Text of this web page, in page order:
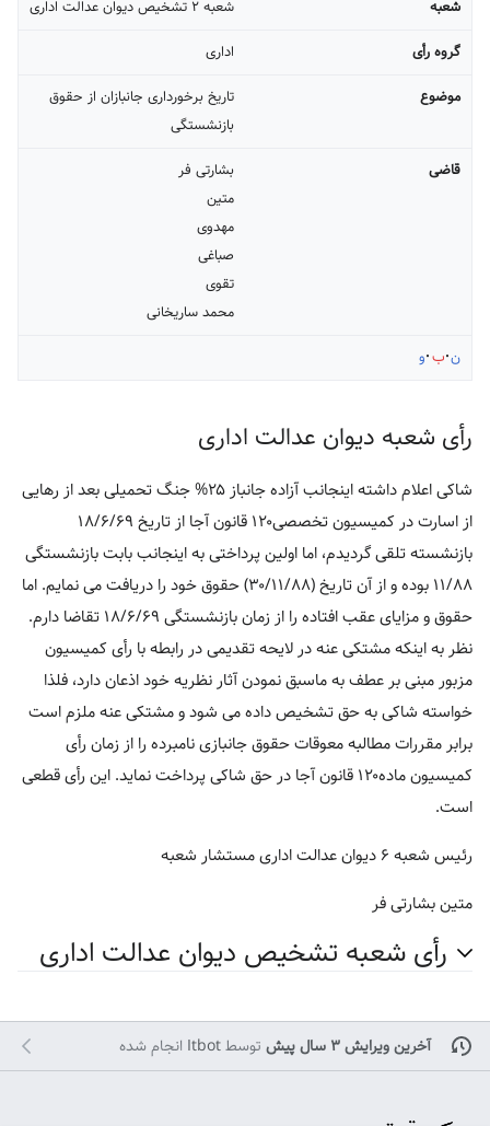
شعبه
شعبه ۲ تشخیص دیوان عدالت اداری
گروه رأی
اداری
موضوع
تاریخ برخورداری جانبازان از حقوق
بازنشستگی
قاضی
بشارتی فر
متین
مهدوی
صباغی
تقوی
محمد ساریخانی
ن ب و
رأی شعبه دیوان عدالت اداری
شاکی اعلام داشته اینجانب آزاده جانباز ۲۵% جنگ تحمیلی بعد از رهایی
از اسارت در کمیسیون تخصصی۱۲۰ قانون آجا از تاریخ ۱۸/۶/۶۹
بازنشسته تلقی گردیدم، اما اولین پرداختی به اینجانب بابت بازنشستگی
۱۱/۸۸ بوده و از آن تاریخ (۳۰/۱۱/۸۸) حقوق خود را دریافت می نمایم. اما
حقوق و مزایای عقب افتاده را از زمان بازنشستگی ۱۸/۶/۶۹ تقاضا دارم.
نظر به اینکه مشتکی عنه در لایحه تقدیمی در رابطه با رأی کمیسیون
مزبور مبنی بر عطف به ماسبق نمودن آثار نظریه خود اذعان دارد، فلذا
خواسته شاکی به حق تشخیص داده می شود و مشتکی عنه ملزم است
برابر مقررات مطالبه معوقات حقوق جانبازی نامبرده را از زمان رأی
کمیسیون ماده۱۲۰ قانون آجا در حق شاکی پرداخت نماید. این رأی قطعی
است.
رئیس شعبه ۶ دیوان عدالت اداری مستشار شعبه
متین بشارتی فر
رأی شعبه تشخیص دیوان عدالت اداری
آخرین ویرایش ۳ سال پیش توسطItbot انجام شده